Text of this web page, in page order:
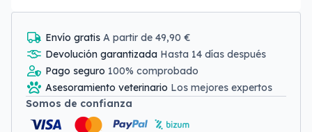
Envío gratis A partir de 49,90 €
Devolución garantizada Hasta 14 días después
Pago seguro 100% comprobado
Asesoramiento veterinario Los mejores expertos
Somos de confianza